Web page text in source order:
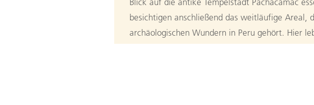
besichtigen anschließend das weitläufige Areal,
archäologischen Wundern in Peru gehört. Hier